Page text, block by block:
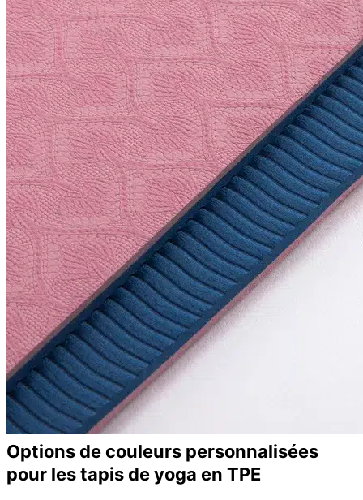
Options de couleurs personnalisées
pour les tapis de yoga en TPE